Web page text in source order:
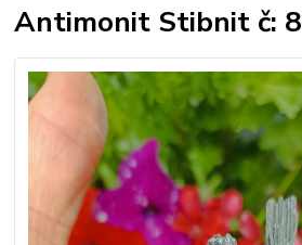
Antimonit Stibnit č: 8